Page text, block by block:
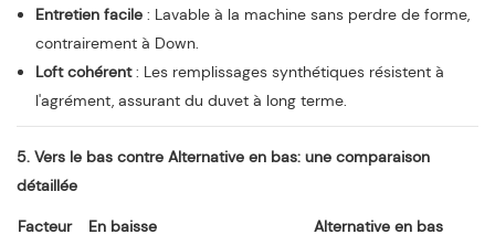
Entretien facile : Lavable à la machine sans perdre de forme,
contrairement à Down.
Loft cohérent: Les remplissages synthétiques résistent à
l'agrément, assurant du duvet à long terme.
5. Vers le bas contre Alternative en bas: une comparaison
détaillée
Facteur En baisse Alternative en bas